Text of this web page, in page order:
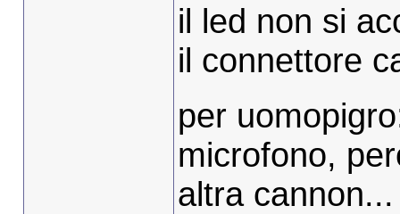
il led non si
il connettore
per
microfono,
altra cannon...